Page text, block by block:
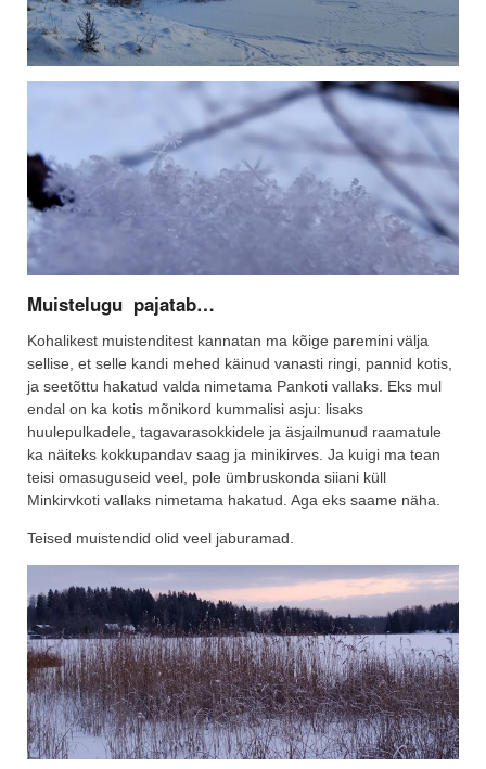
Muistelugu pajatab…
Kohalikest muistenditest kannatan ma kõige paremini välja
sellise, et selle kandi mehed käinud vanasti ringi, pannid kotis,
ja seetõttu hakatud valda nimetama Pankoti vallaks. Eks mul
endal on ka kotis mõnikord kummalisi asju: lisaks
huulepulkadele, tagavarasokkidele ja äsjailmunud raamatule
ka näiteks kokkupandav saag ja minikirves. Ja kuigi ma tean
teisi omasuguseid veel, pole ümbruskonda siiani küll
Minkirvkoti vallaks nimetama hakatud. Aga eks saame näha.
Teised muistendid olid veel jaburamad.